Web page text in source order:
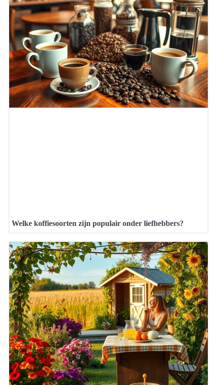
Welke koffiesoorten zijn populair onder liefhebbers?